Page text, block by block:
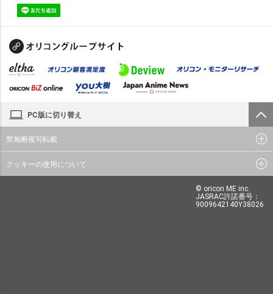
PC版に切り替え
禁無断複写転載
クッキーの使用について
© oricon ME inc.
JASRAC許諾番号：
9009642140Y38026